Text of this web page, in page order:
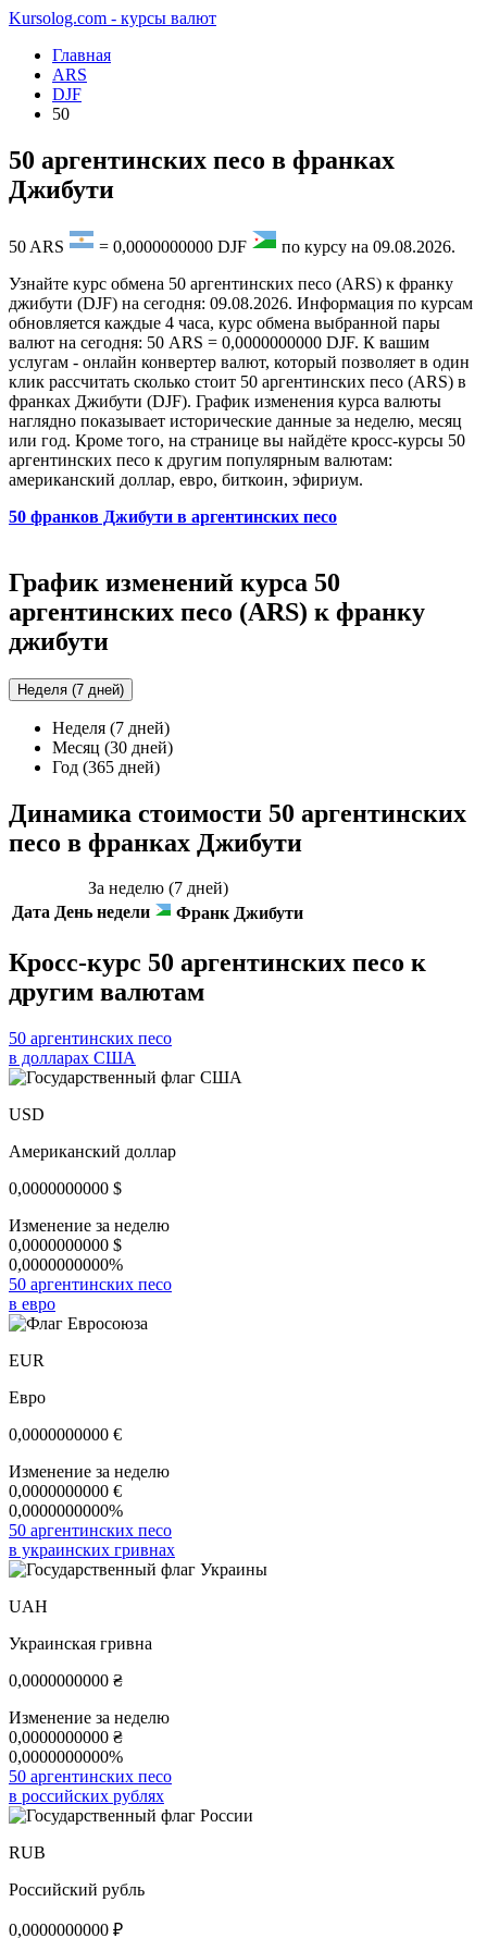
Kursolog.com - курсы валют
Главная
ARS
DJF
50
50 аргентинских песо в франках
Джибути
50 ARS = 0,0000000000 DJF по курсу на 09.08.2026.
Узнайте курс обмена 50 аргентинских песо (ARS) к франку
джибути (DJF) на сегодня: 09.08.2026. Информация по курсам
обновляется каждые 4 часа, курс обмена выбранной пары
валют на сегодня: 50 ARS = 0,0000000000 DJF. К вашим
услугам - онлайн конвертер валют, который позволяет в один
клик рассчитать сколько стоит 50 аргентинских песо (ARS) в
франках Джибути (DJF). График изменения курса валюты
наглядно показывает исторические данные за неделю, месяц
или год. Кроме того, на странице вы найдёте кросс-курсы 50
аргентинских песо к другим популярным валютам:
американский доллар, евро, биткоин, эфириум.
50 франков Джибути в аргентинских песо
График изменений курса 50
аргентинских песо (ARS) к франку
джибути
Неделя (7 дней)
Неделя (7 дней)
Месяц (30 дней)
Год (365 дней)
Динамика стоимости 50 аргентинских
песо в франках Джибути
За неделю (7 дней)
Дата День недели Франк Джибути
Кросс-курс 50 аргентинских песо к
другим валютам
50 аргентинских песо
в долларах США
USD
Американский доллар
0,0000000000 $
Изменение за неделю
0,0000000000 $
0,0000000000%
50 аргентинских песо
в евро
EUR
Евро
0,0000000000 €
Изменение за неделю
0,0000000000 €
0,0000000000%
50 аргентинских песо
в украинских гривнах
UAH
Украинская гривна
0,0000000000 ₴
Изменение за неделю
0,0000000000 ₴
0,0000000000%
50 аргентинских песо
в российских рублях
RUB
Российский рубль
0,0000000000 ₽